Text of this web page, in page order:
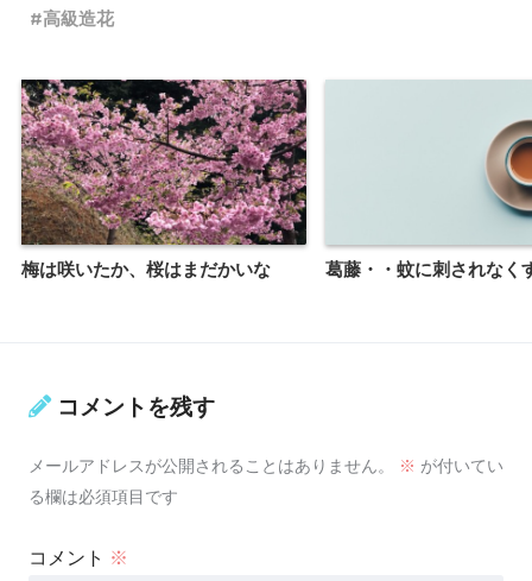
高級造花
梅は咲いたか、桜はまだかいな 葛藤・・蚊に刺されなく
コメントを残す
メールアドレスが公開されることはありません。 ※ が付いてい
る欄は必須項目です
コメント ※